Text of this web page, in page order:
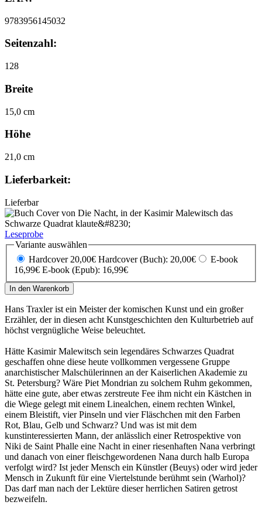
9783956145032
Seitenzahl:
128
Breite
15,0 cm
Höhe
21,0 cm
Lieferbarkeit:
Lieferbar
Leseprobe
Variante auswählen
Hardcover 20,00€
Hardcover (Buch): 20,00€
E-book
16,99€ E-book (Epub): 16,99€
In den Warenkorb
Hans Traxler ist ein Meister der komischen Kunst und ein großer
Erzähler, der in diesen acht Kunstgeschichten den Kulturbetrieb auf
höchst vergnügliche Weise beleuchtet.
Hätte Kasimir Malewitsch sein legendäres Schwarzes Quadrat
geschaffen ohne diese heute vollkommen vergessene Gruppe
anarchistischer Malschülerinnen an der Kaiserlichen Akademie zu
St. Petersburg? Wäre Piet Mondrian zu solchem Ruhm gekommen,
hätte eine gute, aber etwas zerstreute Fee ihm nicht ein Kästchen in
die Wiege gelegt mit einem Linealchen, einem rechten Winkel,
einem Bleistift, vier Pinseln und vier Fläschchen mit den Farben
Rot, Blau, Gelb und Schwarz? Und was ist mit dem
kunstinteressierten Mann, der anlässlich einer Retrospektive von
Niki de Saint Phalle eine Nacht in einer riesenhaften Nana verbringt
und danach von einer fleischgewordenen Nana durch halb Europa
verfolgt wird? Ist jeder Mensch ein Künstler (Beuys) oder wird jeder
Mensch in Zukunft für eine Viertelstunde berühmt sein (Warhol)?
Das darf man nach der Lektüre dieser herrlichen Satiren getrost
bezweifeln.